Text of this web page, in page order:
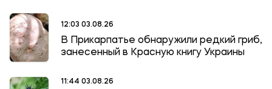
12:03 03.08.26
В Прикарпатье обнаружили редкий гриб,
занесенный в Красную книгу Украины
11:44 03.08.26